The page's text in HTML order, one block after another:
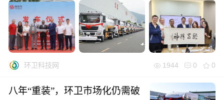
环卫科技网 1944 0 0
八年“重装”，环卫市场化仍需破